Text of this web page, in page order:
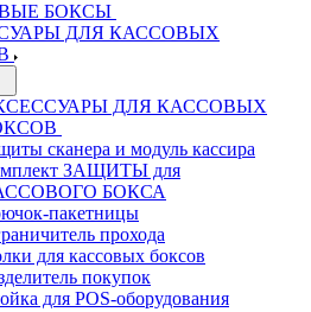
БОКСЫ
ДЛЯ КАССОВЫХ
ДЛЯ КАССОВЫХ
сканера и модуль кассира
ЗАЩИТЫ для
БОКСА
пакетницы
прохода
для кассовых боксов
покупок
для POS-оборудования